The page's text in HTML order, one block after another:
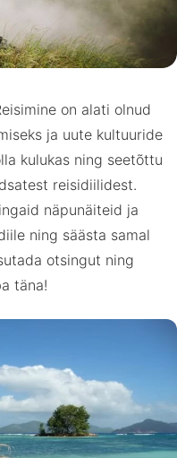
on alati olnud
ja uute kultuuride
kulukas ning seetõttu
reisidiilidest.
näpunäiteid ja
ning säästa samal
otsingut ning
täna!